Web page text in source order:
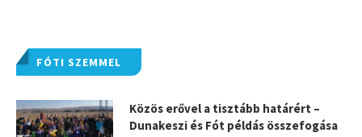
FÓTI SZEMMEL
Közös erővel a tisztább határért –
Dunakeszi és Fót példás összefogása